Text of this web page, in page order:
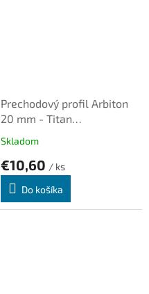
Prechodový profil Arbiton
20 mm - Titan
samolepiaci plochý
Skladom
€10,60 / ks
Do košíka